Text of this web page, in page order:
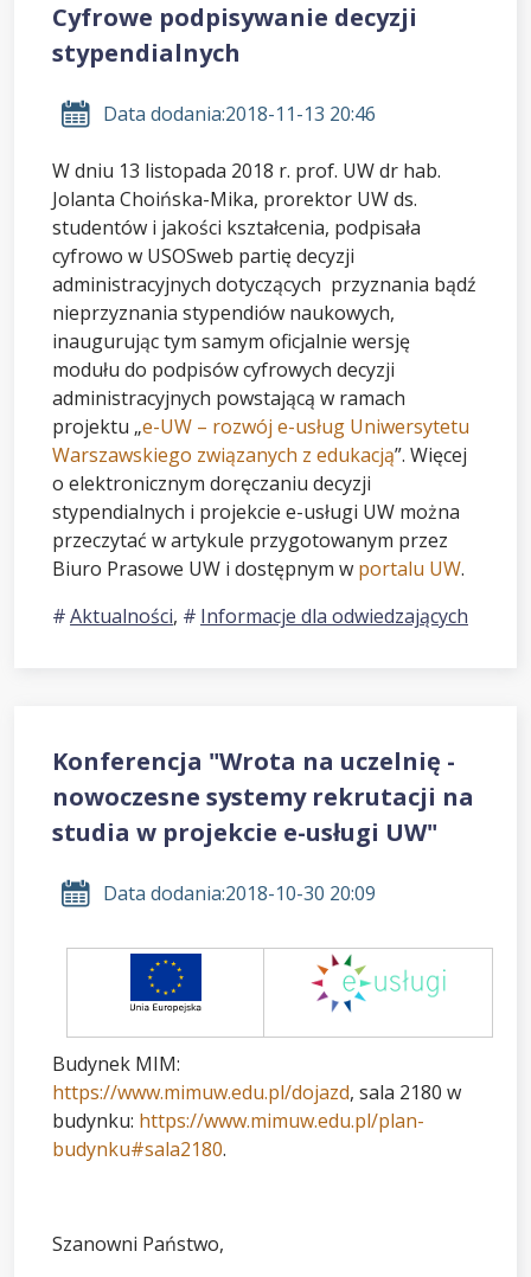
Cyfrowe podpisywanie decyzji
stypendialnych
Data dodania:2018-11-13 20:46
W dniu 13 listopada 2018 r. prof. UW dr hab.
Jolanta Choińska-Mika, prorektor UW ds.
studentów i jakości kształcenia, podpisała
cyfrowo w USOSweb partię decyzji
administracyjnych dotyczących przyznania bądź
nieprzyznania stypendiów naukowych,
inaugurując tym samym oficjalnie wersję
modułu do podpisów cyfrowych decyzji
administracyjnych powstającą w ramach
projektu „e-UW – rozwój e-usług Uniwersytetu
Warszawskiego związanych z edukacją”. Więcej
o elektronicznym doręczaniu decyzji
stypendialnych i projekcie e-usługi UW można
przeczytać w artykule przygotowanym przez
Biuro Prasowe UW i dostępnym w portalu UW.
Aktualności, Informacje dla odwiedzających
Konferencja "Wrota na uczelnię -
nowoczesne systemy rekrutacji na
studia w projekcie e-usługi UW"
Data dodania:2018-10-30 20:09
Budynek MIM:
https://www.mimuw.edu.pl/dojazd, sala 2180 w
budynku: https://www.mimuw.edu.pl/plan-
budynku#sala2180.
Szanowni Państwo,